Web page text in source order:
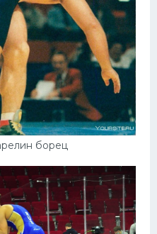
борец